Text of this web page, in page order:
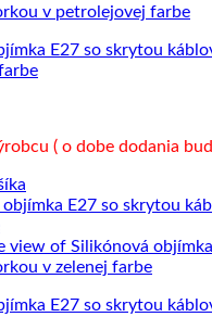
E27 so skrytou
( o dobe dodania
E27 so skrytou